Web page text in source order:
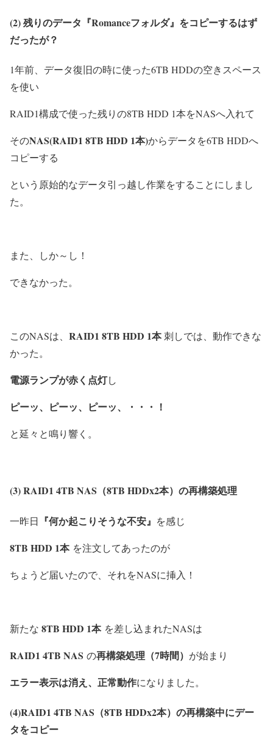
(2) 残りのデータ『Romanceフォルダ』をコピーするはず
だったが？
1年前、データ復旧の時に使った6TB HDDの空きスペース
を使い
RAID1構成で使った残りの8TB HDD 1本をNASへ入れて
そのNAS(RAID1 8TB HDD 1本)からデータを6TB HDDへ
コピーする
という原始的なデータ引っ越し作業をすることにしまし
た。
また、しか～し！
できなかった。
このNASは、 RAID1 8TB HDD 1本刺しでは、動作できな
かった。
電源ランプが赤く点灯し
ピーッ、ピーッ、ピーッ、・・・！
と延々と鳴り響く。
(3) RAID1 4TB NAS（8TB HDDx2本）の再構築処理
一昨日 『何か起こりそうな不安』 を感じ
8TB HDD 1本を注文してあったのが
ちょうど届いたので、それをNASに挿入！
新たな 8TB HDD 1本を差し込まれたNASは
RAID1 4TB NAS の再構築処理（7時間） が始まり
エラー表示は消え、正常動作になりました。
(4)RAID1 4TB NAS（8TB HDDx2本）の再構築中にデー
タをコピー